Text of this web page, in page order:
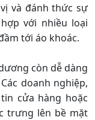
và đánh thức sự
với nhiều loại
tới áo khoác.
còn dễ dàng
doanh nghiệp,
cửa hàng hoặc
trưng lên bề mặt